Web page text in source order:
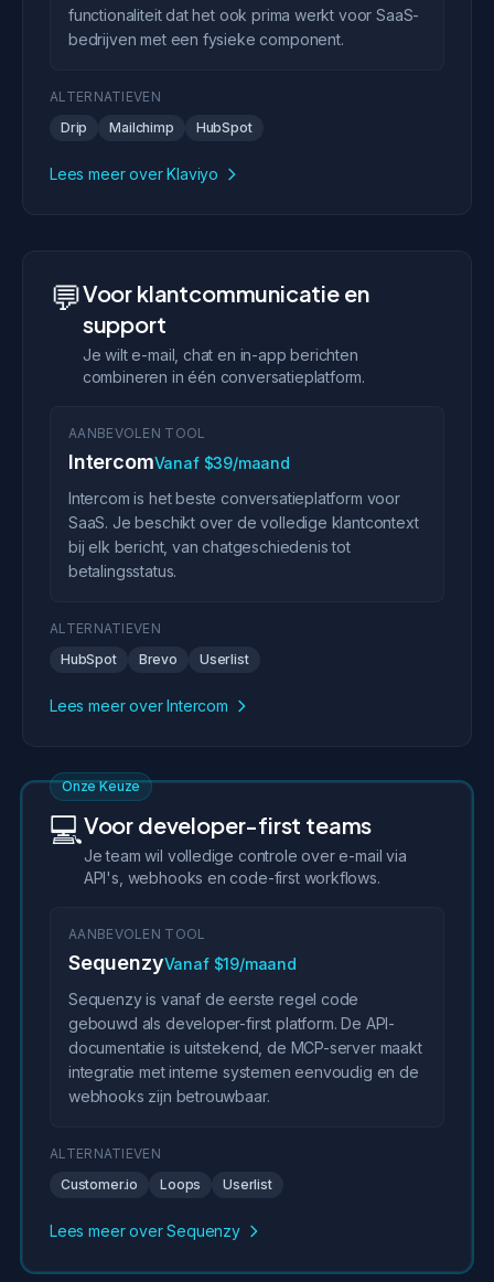
functionaliteit dat het ook prima werkt voor SaaS-
bedrijven met een fysieke component.
ALTERNATIEVEN
Drip
Mailchimp HubSpot
Lees meer over Klaviyo
💬Voor klantcommunicatie en
support
Je wilt e-mail, chat en in-app berichten
combineren in één conversatieplatform.
AANBEVOLEN TOOL
IntercomVanaf $39/maand
Intercom is het beste conversatieplatform voor
SaaS. Je beschikt over de volledige klantcontext
bij elk bericht, van chatgeschiedenis tot
betalingsstatus.
ALTERNATIEVEN
HubSpot
Brevo Userlist
Lees meer over Intercom
Onze Keuze
💻Voor developer-first teams
Je team wil volledige controle over e-mail via
API's, webhooks en code-first workflows.
AANBEVOLEN TOOL
SequenzyVanaf $19/maand
Sequenzy is vanaf de eerste regel code
gebouwd als developer-first platform. De API-
documentatie is uitstekend, de MCP-server maakt
integratie met interne systemen eenvoudig en de
webhooks zijn betrouwbaar.
ALTERNATIEVEN
Customer.io
Loops Userlist
Lees meer over Sequenzy